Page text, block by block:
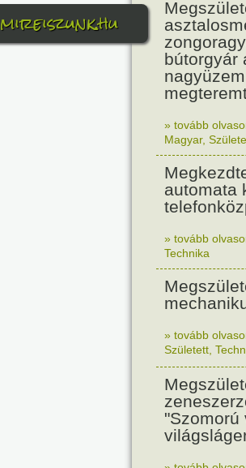
mireiszunk.hu
bútorgyár
» tovább
Magyar,
automata
» tovább
Technika
» tovább
Született
"Szomorú